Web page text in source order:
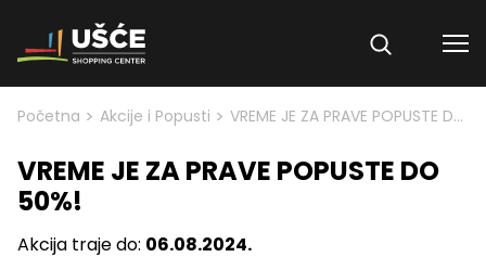
Skip to content
Početna > Akcije i Popusti > VREME JE ZA PRAVE POPUSTE DO 50%!
VREME JE ZA PRAVE POPUSTE DO
50%!
Akcija traje do: 06.08.2024.